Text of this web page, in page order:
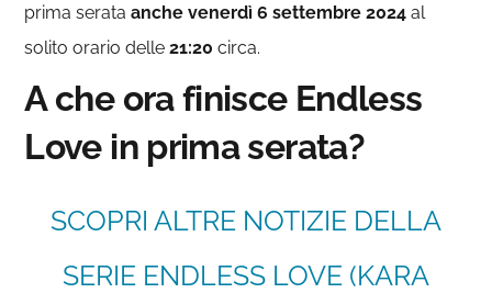
prima serataanche venerdì 6 settembre 2024 al
solito orario delle21:20 circa.
A che ora finisce Endless
Love in prima serata?
SCOPRI ALTRE NOTIZIE DELLA
SERIE ENDLESS LOVE (KARA